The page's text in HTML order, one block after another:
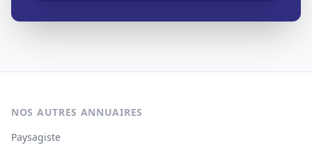
NOS AUTRES ANNUAIRES
Paysagiste